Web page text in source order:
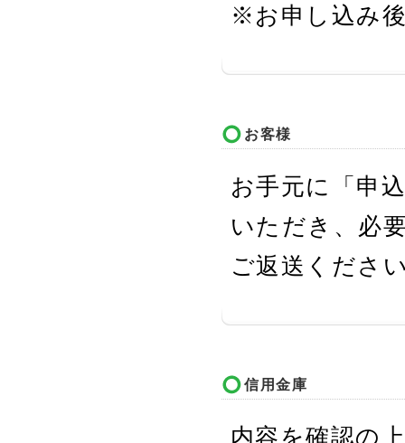
※お申し込み
お客様
お手元に「申
いただき、必
ご返送くださ
信用金庫
内容を確認の